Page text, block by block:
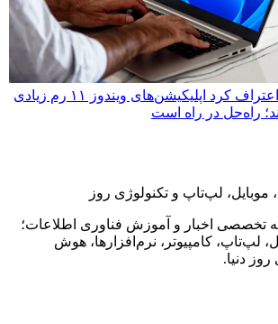
بررسی لپ‌تاپ Dell 16S | نمایشگر زیبا، عملکردی که